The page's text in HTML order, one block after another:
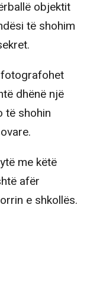
objektit
të shohim
dhënë një
të shohin
me këtë
afër
e shkollës.